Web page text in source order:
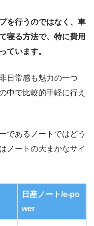
を行うのではなく、車
寝る方法で、特に費用
ています。
日常感も魅力の一つ
中で比較的手軽に行え
であるノートではどう
ノートの大まかなサイ
日産ノート/e-po
wer